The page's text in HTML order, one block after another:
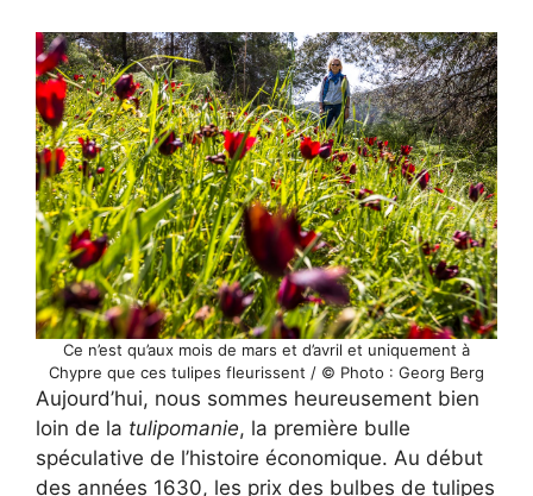
Ce n’est qu’aux mois de mars et d’avril et uniquement à
Chypre que ces tulipes fleurissent / © Photo : Georg Berg
Aujourd’hui, nous sommes heureusement bien
loin de la tulipomanie, la première bulle
spéculative de l’histoire économique. Au début
des années 1630, les prix des bulbes de tulipes